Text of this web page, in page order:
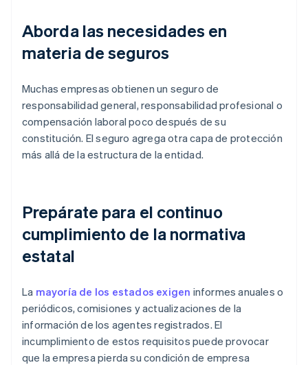
Aborda las necesidades en
materia de seguros
Muchas empresas obtienen un seguro de
responsabilidad general, responsabilidad profesional o
compensación laboral poco después de su
constitución. El seguro agrega otra capa de protección
más allá de la estructura de la entidad.
Prepárate para el continuo
cumplimiento de la normativa
estatal
La mayoría de los estados exigen informes anuales o
periódicos, comisiones y actualizaciones de la
información de los agentes registrados. El
incumplimiento de estos requisitos puede provocar
que la empresa pierda su condición de empresa